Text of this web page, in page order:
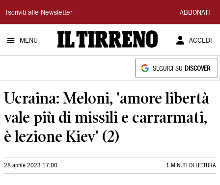
Il
Tirreno
Iscriviti alle Newsletter ABBONATI
MENU ACCEDI
SEGUICI SU DISCOVER
Ucraina: Meloni, 'amore libertà
vale più di missili e carrarmati,
è lezione Kiev' (2)
28 aprile 2023 17:00 1 MINUTI DI LETTURA